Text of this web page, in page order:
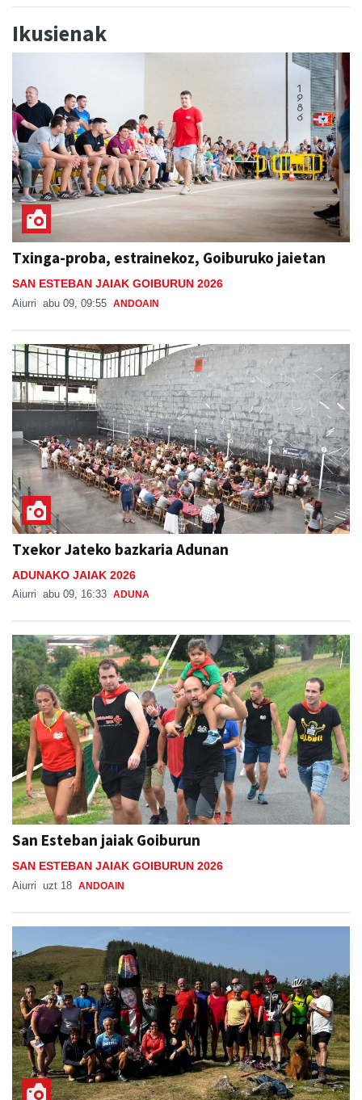
Ikusienak
Txinga-proba, estrainekoz, Goiburuko jaietan
SAN ESTEBAN JAIAK GOIBURUN 2026
Aiurri abu 09, 09:55 ANDOAIN
Txekor Jateko bazkaria Adunan
ADUNAKO JAIAK 2026
Aiurri abu 09, 16:33 ADUNA
San Esteban jaiak Goiburun
SAN ESTEBAN JAIAK GOIBURUN 2026
Aiurri uzt 18 ANDOAIN